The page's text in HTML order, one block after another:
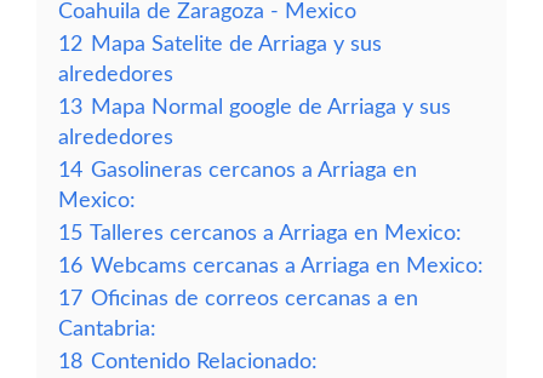
Coahuila de Zaragoza - Mexico
12 Mapa Satelite de Arriaga y sus
alrededores
13 Mapa Normal google de Arriaga y sus
alrededores
14 Gasolineras cercanos a Arriaga en
Mexico:
15 Talleres cercanos a Arriaga en Mexico:
16 Webcams cercanas a Arriaga en Mexico:
17 Oficinas de correos cercanas a en
Cantabria:
18 Contenido Relacionado: